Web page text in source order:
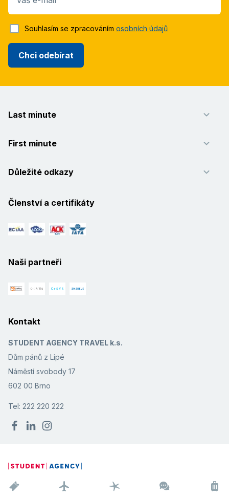
Chci odebírat
Souhlasím se zpracováním osobních údajů
Last minute
First minute
Důležité odkazy
Členství a certifikáty
Naši partneři
Kontakt
STUDENT AGENCY TRAVEL k.s.
Dům pánů z Lipé
Náměstí svobody 17
602 00 Brno
Tel: 222 220 222